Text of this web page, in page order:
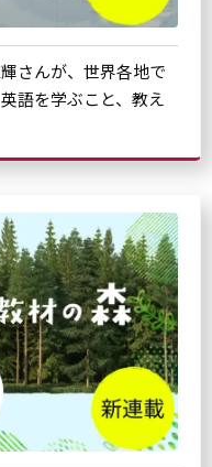
さんが、世界各地で
語を学ぶこと、教え